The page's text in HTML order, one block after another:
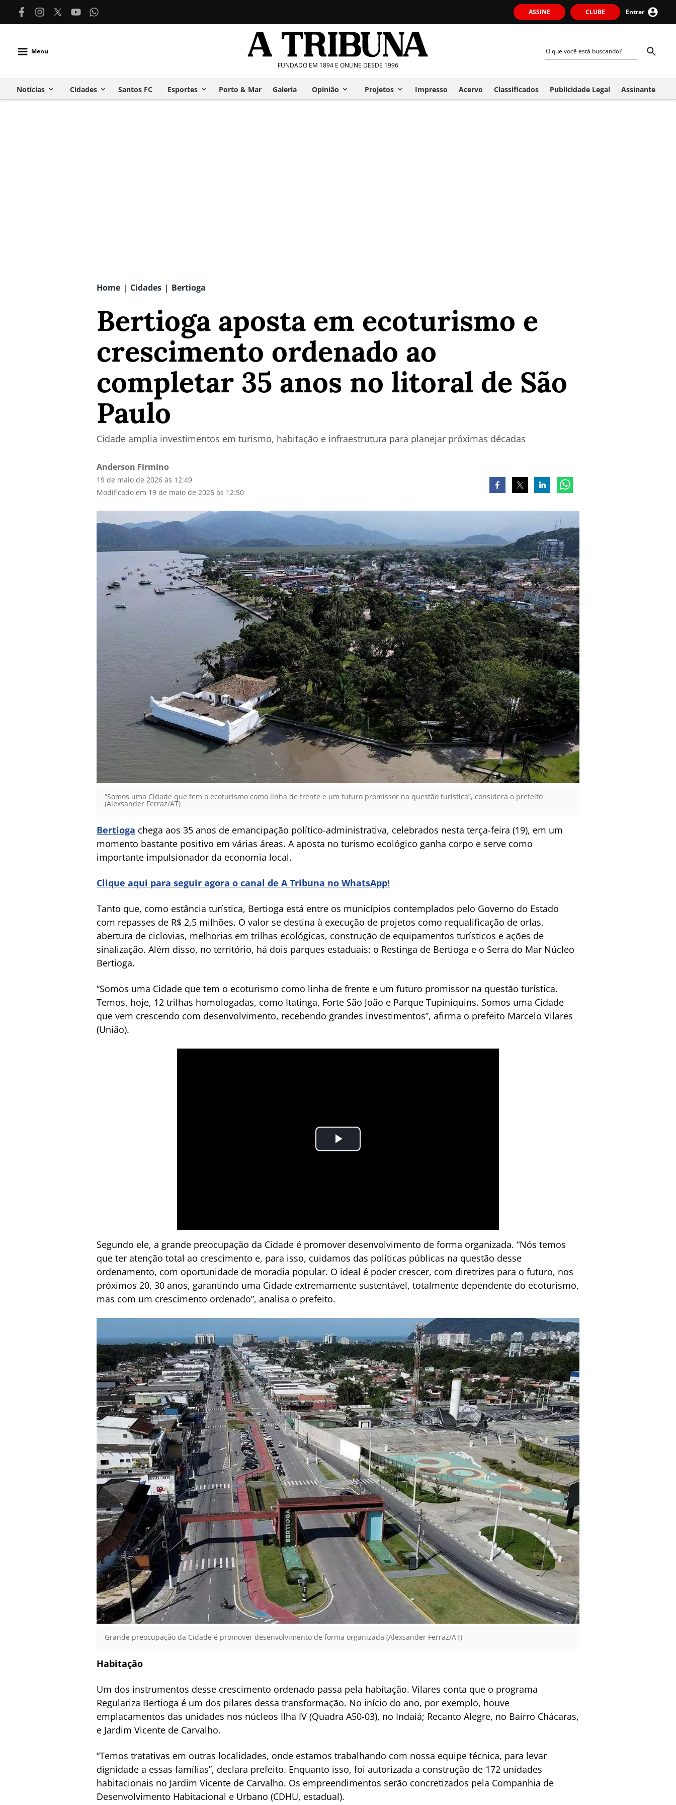
ASSINE CLUBE Entrar
Menu
FUNDADO EM 1894 E ONLINE DESDE 1996
Notícias Cidades Santos FC Esportes Porto & Mar Galeria Opinião Projetos Impresso Acervo Classificados Publicidade Legal Assinante
Home | Cidades | Bertioga
Bertioga aposta em ecoturismo e
crescimento ordenado ao
completar 35 anos no litoral de São
Paulo
Cidade amplia investimentos em turismo, habitação e infraestrutura para planejar próximas décadas
Anderson Firmino
19 de maio de 2026 às 12:49
Modificado em 19 de maio de 2026 às 12:50
“Somos uma Cidade que tem o ecoturismo como linha de frente e um futuro promissor na questão turística”, considera o prefeito
(Alexsander Ferraz/AT)
Bertioga chega aos 35 anos de emancipação político-administrativa, celebrados nesta terça-feira (19), em um
momento bastante positivo em várias áreas. A aposta no turismo ecológico ganha corpo e serve como
importante impulsionador da economia local.
Clique aqui para seguir agora o canal de A Tribuna no WhatsApp!
Tanto que, como estância turística, Bertioga está entre os municípios contemplados pelo Governo do Estado
com repasses de R$ 2,5 milhões. O valor se destina à execução de projetos como requalificação de orlas,
abertura de ciclovias, melhorias em trilhas ecológicas, construção de equipamentos turísticos e ações de
sinalização. Além disso, no território, há dois parques estaduais: o Restinga de Bertioga e o Serra do Mar Núcleo
Bertioga.
“Somos uma Cidade que tem o ecoturismo como linha de frente e um futuro promissor na questão turística.
Temos, hoje, 12 trilhas homologadas, como Itatinga, Forte São João e Parque Tupiniquins. Somos uma Cidade
que vem crescendo com desenvolvimento, recebendo grandes investimentos”, afirma o prefeito Marcelo Vilares
(União).
Segundo ele, a grande preocupação da Cidade é promover desenvolvimento de forma organizada. “Nós temos
que ter atenção total ao crescimento e, para isso, cuidamos das políticas públicas na questão desse
ordenamento, com oportunidade de moradia popular. O ideal é poder crescer, com diretrizes para o futuro, nos
próximos 20, 30 anos, garantindo uma Cidade extremamente sustentável, totalmente dependente do ecoturismo,
mas com um crescimento ordenado”, analisa o prefeito.
Grande preocupação da Cidade é promover desenvolvimento de forma organizada (Alexsander Ferraz/AT)
Habitação
Um dos instrumentos desse crescimento ordenado passa pela habitação. Vilares conta que o programa
Regulariza Bertioga é um dos pilares dessa transformação. No início do ano, por exemplo, houve
emplacamentos das unidades nos núcleos Ilha IV (Quadra A50-03), no Indaiá; Recanto Alegre, no Bairro Chácaras,
e Jardim Vicente de Carvalho.
“Temos tratativas em outras localidades, onde estamos trabalhando com nossa equipe técnica, para levar
dignidade a essas famílias”, declara prefeito. Enquanto isso, foi autorizada a construção de 172 unidades
habitacionais no Jardim Vicente de Carvalho. Os empreendimentos serão concretizados pela Companhia de
Desenvolvimento Habitacional e Urbano (CDHU, estadual).